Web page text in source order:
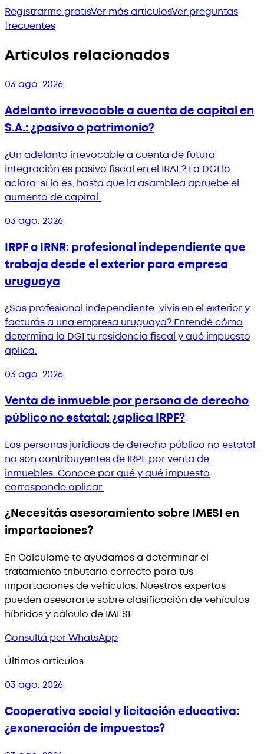
Registrarme gratisVer más artículosVer preguntas
frecuentes
Artículos relacionados
03 ago. 2026
Adelanto irrevocable a cuenta de capital en
S.A.: ¿pasivo o patrimonio?
¿Un adelanto irrevocable a cuenta de futura
integración es pasivo fiscal en el IRAE? La DGI lo
aclara: sí lo es, hasta que la asamblea apruebe el
aumento de capital.
03 ago. 2026
IRPF o IRNR: profesional independiente que
trabaja desde el exterior para empresa
uruguaya
¿Sos profesional independiente, vivís en el exterior y
facturás a una empresa uruguaya? Entendé cómo
determina la DGI tu residencia fiscal y qué impuesto
aplica.
03 ago. 2026
Venta de inmueble por persona de derecho
público no estatal: ¿aplica IRPF?
Las personas jurídicas de derecho público no estatal
no son contribuyentes de IRPF por venta de
inmuebles. Conocé por qué y qué impuesto
corresponde aplicar.
¿Necesitás asesoramiento sobre IMESI en
importaciones?
En Calculame te ayudamos a determinar el
tratamiento tributario correcto para tus
importaciones de vehículos. Nuestros expertos
pueden asesorarte sobre clasificación de vehículos
híbridos y cálculo de IMESI.
Consultá por WhatsApp
Últimos artículos
03 ago. 2026
Cooperativa social y licitación educativa:
¿exoneración de impuestos?